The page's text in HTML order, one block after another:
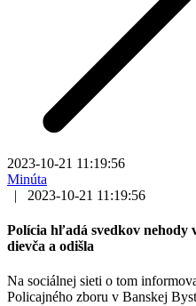
2023-10-21 11:19:56
Minúta
|
2023-10-21 11:19:56
Polícia hľadá svedkov nehody
dievča a odišla
Na sociálnej sieti o tom
Policajného zboru v Banskej